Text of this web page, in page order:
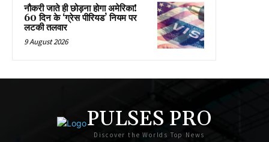
नौकरी जाते ही छोड़ना होगा अमेरिका!
60 दिन के ‘ग्रेस पीरियड’ नियम पर
लटकी तलवार
9 August 2026
PULSES PRO
Discover the Worlds Top News